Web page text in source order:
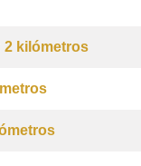
2 kilómetros